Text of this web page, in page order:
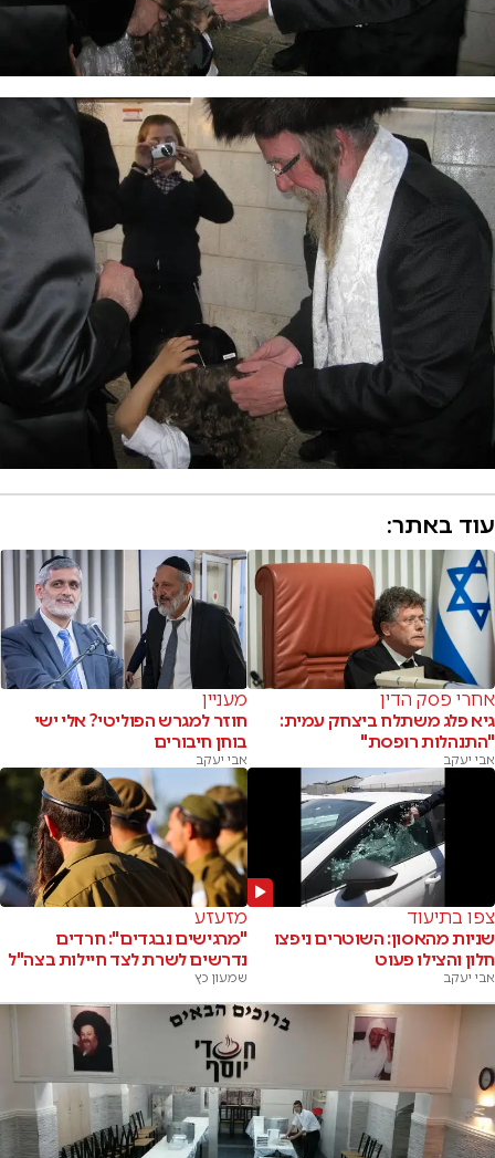
עוד באתר:
אחרי פסק הדין
גיא פלג משתלח ביצחק עמית:
"התנהלות רופסת"
אבי יעקב
מעניין
חוזר למגרש הפוליטי? אלי ישי
בוחן חיבורים
אבי יעקב
צפו בתיעוד
שניות מהאסון: השוטרים ניפצו
חלון והצילו פעוט
אבי יעקב
מזעזע
"מרגישים נבגדים": חרדים
נדרשים לשרת לצד חיילות בצה"ל
שמעון כץ